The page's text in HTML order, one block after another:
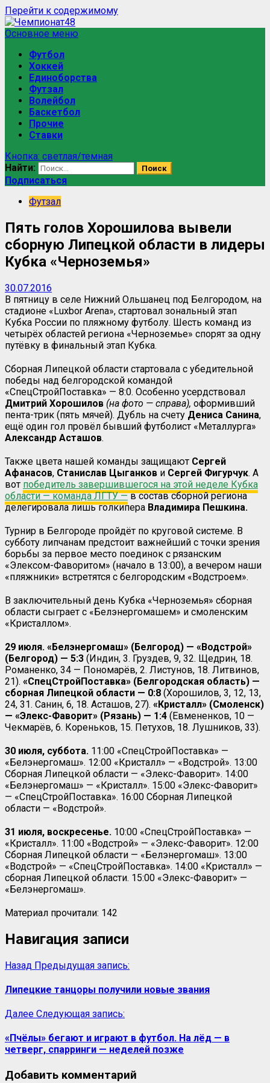
Перейти к содержимому
Основное меню
Футбол
Хоккей
Единоборства
Футзал
Волейбол
Баскетбол
Прочие
Ставки
Кнопка: светлая/темная
Найти:
Подписаться
Футзал
Пять голов Хорошилова вывели
сборную Липецкой области в лидеры
Кубка «Черноземья»
30.07.2016
В пятницу в селе Нижний Ольшанец под Белгородом, на
стадионе «Luxbor Arena», стартовал зональный этап
Кубка России по пляжному футболу. Шесть команд из
четырёх областей региона «Черноземье» спорят за одну
путёвку в финальный этап Кубка.
Сборная Липецкой области стартовала с убедительной
победы над белгородской командой
«СпецСтройПоставка» — 8:0. Особенно усердствовал
Дмитрий Хорошилов (на фото — справа), оформивший
пента-трик (пять мячей). Дубль на счету Дениса Санина,
ещё один гол провёл бывший футболист «Металлурга»
Александр Асташов.
Также цвета нашей команды защищают Сергей
Афанасов, Станислав Цыганков и Сергей Фигурчук. А
вот победитель завершившегося на этой неделе Кубка
области — команда ЛГТУ —в состав сборной региона
делегировала лишь голкипера Владимира Пешкина.
Турнир в Белгороде пройдёт по круговой системе. В
субботу липчанам предстоит важнейший с точки зрения
борьбы за первое место поединок с рязанским
«Элексом-Фаворитом» (начало в 13:00), а вечером наши
«пляжники» встретятся с белгородским «Водстроем».
В заключительный день Кубка «Черноземья» сборная
области сыграет с «Белэнергомашем» и смоленским
«Кристаллом».
29 июля. «Белэнергомаш» (Белгород) — «Водстрой»
(Белгород) — 5:3 (Индин, 3. Груздев, 9, 32. Щедрин, 18.
Романенко, 34 — Пономарёв, 2. Листунов, 18. Литвинов,
21). «СпецСтройПоставка» (Белгородская область) —
сборная Липецкой области — 0:8 (Хорошилов, 3, 12, 13,
24, 31. Санин, 6, 18. Асташов, 27). «Кристалл» (Смоленск)
— «Элекс-Фаворит» (Рязань) — 1:4 (Евмененков, 10 —
Чекмарёв, 6. Кореньков, 15. Петухов, 18. Лушников, 33).
30 июля, суббота. 11:00 «СпецСтройПоставка» —
«Белэнергомаш». 12:00 «Кристалл» — «Водстрой». 13:00
Сборная Липецкой области — «Элекс-Фаворит». 14:00
«Белэнергомаш» — «Кристалл». 15:00 «Элекс-Фаворит»
— «СпецСтройПоставка». 16:00 Сборная Липецкой
области — «Водстрой».
31 июля, воскресенье. 10:00 «СпецСтройПоставка» —
«Кристалл». 11:00 «Водстрой» — «Элекс-Фаворит». 12:00
Сборная Липецкой области — «Белэнергомаш». 13:00
«Водстрой» — «СпецСтройПоставка». 14:00 «Кристалл» —
сборная Липецкой области. 15:00 «Элекс-Фаворит» —
«Белэнергомаш».
Материал прочитали: 142
Навигация записи
Назад Предыдущая запись:
Липецкие танцоры получили новые звания
Далее Следующая запись:
«Пчёлы» бегают и играют в футбол. На лёд — в
четверг, спарринги — неделей позже
Добавить комментарий